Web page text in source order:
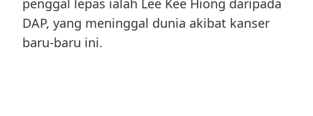
DAP, yang meninggal dunia akibat kanser
baru-baru ini.